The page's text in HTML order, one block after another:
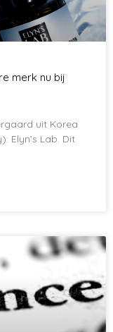
merk nu bij
uit Korea
Elyn’s Lab. Dit